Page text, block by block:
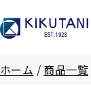
ホーム / 商品一覧